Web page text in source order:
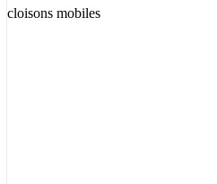
cloisons mobiles